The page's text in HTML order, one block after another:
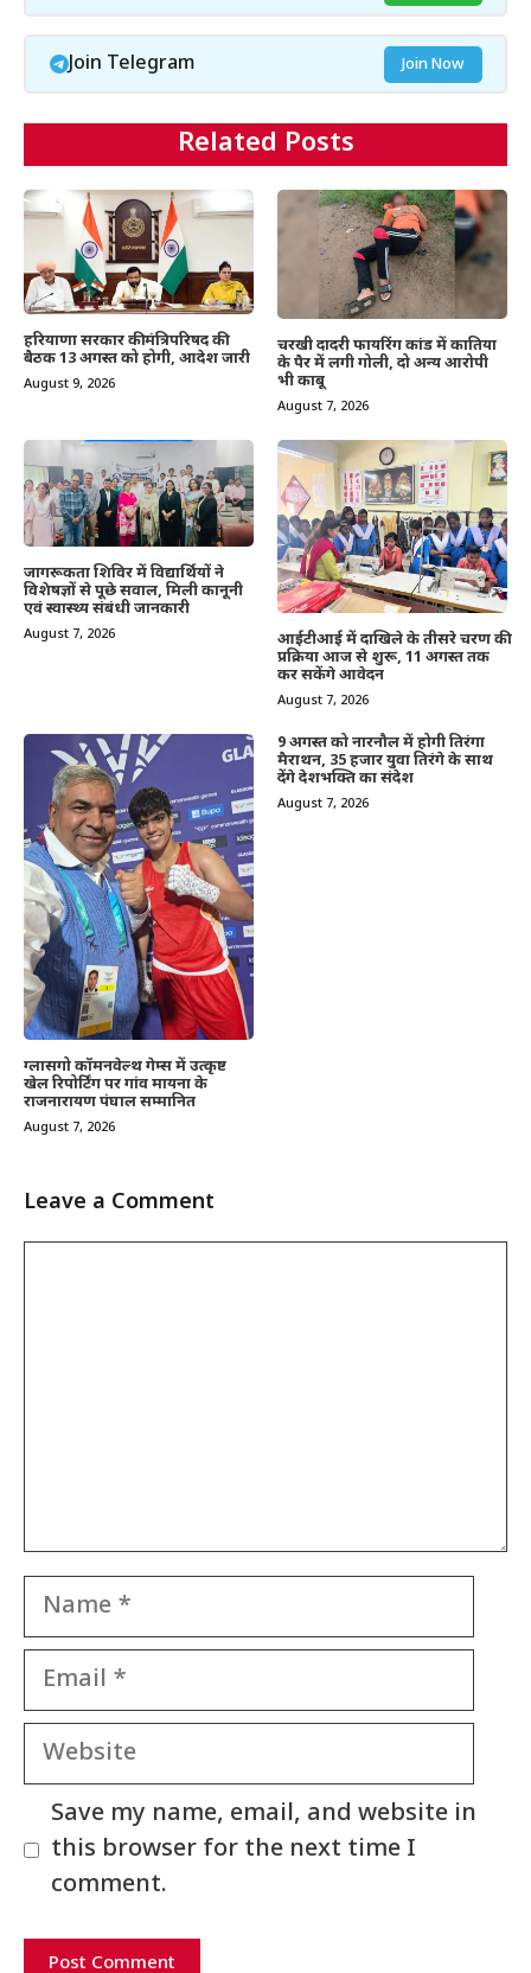
Join Telegram Join Now
Related Posts
हरियाणा सरकार की मंत्रिपरिषद की
बैठक 13 अगस्त को होगी, आदेश जारी
August 9, 2026
चरखी दादरी फायरिंग कांड में कातिया
के पैर में लगी गोली, दो अन्य आरोपी
भी काबू
August 7, 2026
जागरूकता शिविर में विद्यार्थियों ने
विशेषज्ञों से पूछे सवाल, मिली कानूनी
एवं स्वास्थ्य संबंधी जानकारी
August 7, 2026
आईटीआई में दाखिले के तीसरे चरण की
प्रक्रिया आज से शुरू, 11 अगस्त तक
कर सकेंगे आवेदन
August 7, 2026
ग्लासगो कॉमनवेल्थ गेम्स में उत्कृष्ट
खेल रिपोर्टिंग पर गांव मायना के
राजनारायण पंघाल सम्मानित
August 7, 2026
9 अगस्त को नारनौल में होगी तिरंगा
मैराथन, 35 हजार युवा तिरंगे के साथ
देंगे देशभक्ति का संदेश
August 7, 2026
Leave a Comment
Name
Email
Website
Save my name, email, and website in
this browser for the next time I
comment.